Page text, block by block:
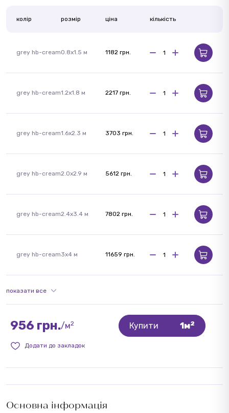
Основна інформація
колір розмір ціна кількість
grey hb-cream0.8x1.5 м 1182 грн.
grey hb-cream1.2x1.8 м 2217 грн.
grey hb-cream1.6x2.3 м 3703 грн.
grey hb-cream2.0x2.9 м 5612 грн.
grey hb-cream2.4x3.4 м 7802 грн.
grey hb-cream3x4 м 11659 грн.
показати все
956 грн./м2 Купити 1м2
Додати до закладок